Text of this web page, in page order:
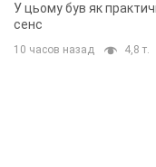
У цьому був як
сенс
10 часов назад 4,8 т.